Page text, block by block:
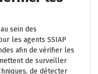
sein des
les agents SSIAP
afin de vérifier les
de surveiller
de détecter